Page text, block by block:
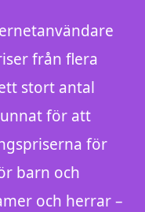
från flera
stort antal
för att
för
barn och
och herrar –